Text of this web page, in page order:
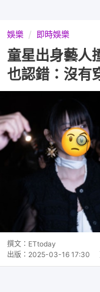
娛樂 即時娛樂
童星出身藝
也認錯：沒有
撰文： ETtoday
出版： 2025-03-16 17:30